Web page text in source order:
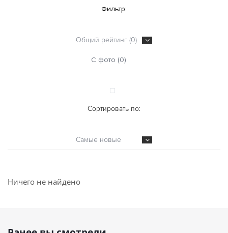
Фильтр:
Общий рейтинг (0)
С фото (0)
Сортировать по:
Самые новые
Ничего не найдено